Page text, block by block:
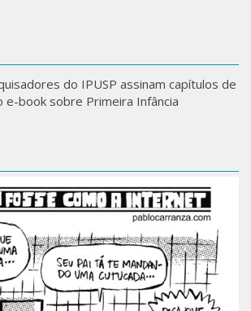
do IPUSP assinam capítulos de
e-book sobre Primeira Infância